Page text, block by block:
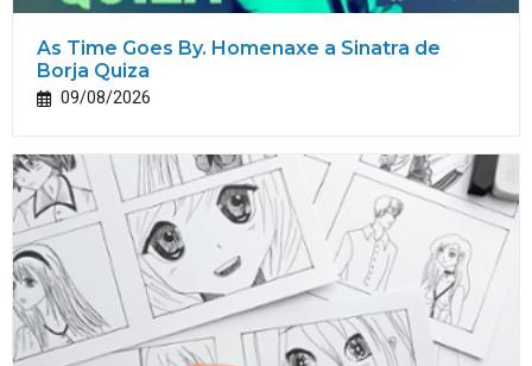
As Time Goes By. Homenaxe a Sinatra de
Borja Quiza
09/08/2026